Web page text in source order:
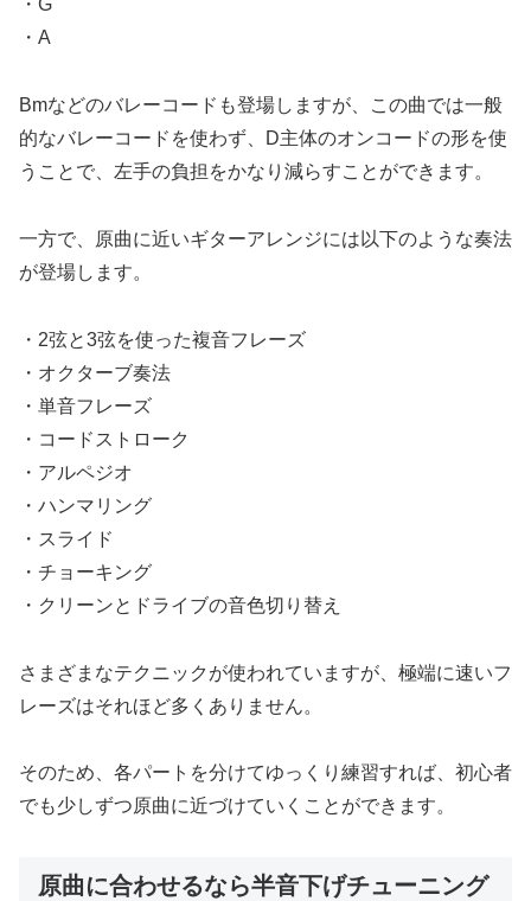
・G
・A
Bmなどのバレーコードも登場しますが、この曲では一般
的なバレーコードを使わず、D主体のオンコードの形を使
うことで、左手の負担をかなり減らすことができます。
一方で、原曲に近いギターアレンジには以下のような奏法
が登場します。
・2弦と3弦を使った複音フレーズ
・オクターブ奏法
・単音フレーズ
・コードストローク
・アルペジオ
・ハンマリング
・スライド
・チョーキング
・クリーンとドライブの音色切り替え
さまざまなテクニックが使われていますが、極端に速いフ
レーズはそれほど多くありません。
そのため、各パートを分けてゆっくり練習すれば、初心者
でも少しずつ原曲に近づけていくことができます。
原曲に合わせるなら半音下げチューニング